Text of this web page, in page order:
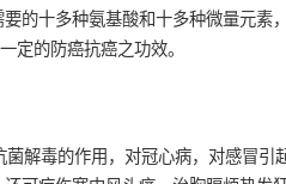
的十多种氨基酸和十多种微量元素
定的防癌抗癌之功效。
解毒的作用，对冠心病，对感冒引